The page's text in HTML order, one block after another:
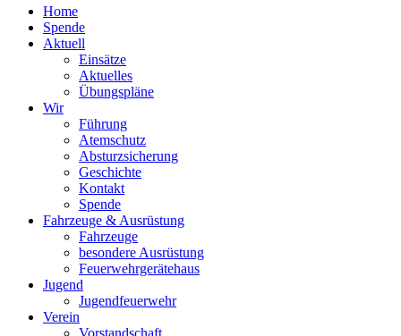
Home
Spende
Aktuell
Einsätze
Aktuelles
Übungspläne
Wir
Führung
Atemschutz
Absturzsicherung
Geschichte
Kontakt
Spende
Fahrzeuge & Ausrüstung
Fahrzeuge
besondere Ausrüstung
Feuerwehrgerätehaus
Jugend
Jugendfeuerwehr
Verein
Vorstandschaft